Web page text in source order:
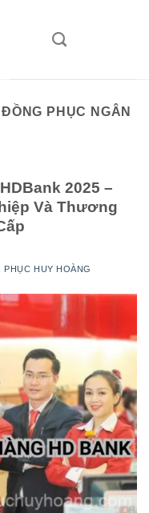
PHỤC NGÂN
2025 –
Và Thương
PHỤC HUY HOÀNG